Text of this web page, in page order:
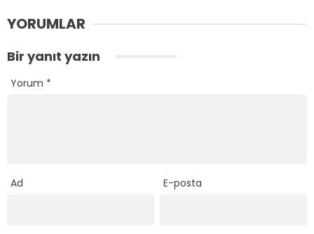
YORUMLAR
Bir yanıt yazın
Yorum *
Ad E-posta